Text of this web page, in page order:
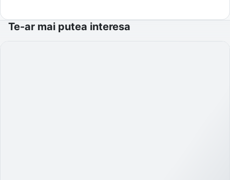
Te-ar mai putea interesa